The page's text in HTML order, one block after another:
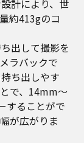
計により、世
約413gのコ
出して撮影を
ラバックで
ち出しやす
で、14mm～
することがで
が広がりま